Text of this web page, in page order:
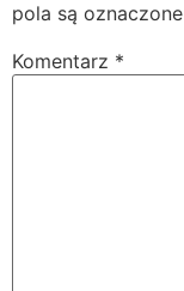
pola są oznaczone
Komentarz *